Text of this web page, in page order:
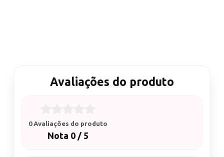
Avaliações do produto
0 Avaliações do produto
Nota 0 / 5